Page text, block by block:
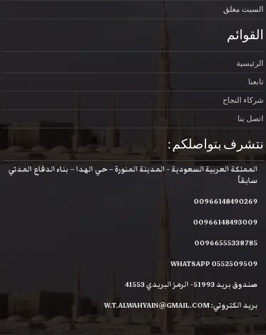
السبت مغلق
القوائم
الرئيسية
تابعنا
شركاء النجاح
اتصل بنا
نتشرف بتواصلكم :
المملكة العربية السعودية - المدينة المنورة – حي الهدا – بناء الدفاع المدني
سابقاً
00966148490269
00966148493009
00966555338785
WHATSAPP 0552509509
صندوق بريد 51993- الرمز البريدي 41553
بريد الكتروني: W.T.ALWAHYAIN@GMAIL.COM